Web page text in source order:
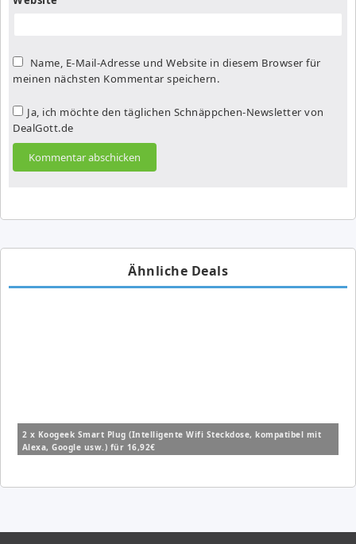
Name, E-Mail-Adresse und Website in diesem Browser für
meinen nächsten Kommentar speichern.
Ja, ich möchte den täglichen Schnäppchen-Newsletter von
DealGott.de
Ähnliche Deals
2 x Koogeek Smart Plug (Intelligente Wifi Steckdose, kompatibel mit
Alexa, Google usw.) für 16,92€